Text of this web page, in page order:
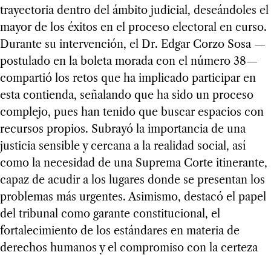
trayectoria dentro del ámbito judicial, deseándoles el
mayor de los éxitos en el proceso electoral en curso.
Durante su intervención, el Dr. Edgar Corzo Sosa —
postulado en la boleta morada con el número 38—
compartió los retos que ha implicado participar en
esta contienda, señalando que ha sido un proceso
complejo, pues han tenido que buscar espacios con
recursos propios. Subrayó la importancia de una
justicia sensible y cercana a la realidad social, así
como la necesidad de una Suprema Corte itinerante,
capaz de acudir a los lugares donde se presentan los
problemas más urgentes. Asimismo, destacó el papel
del tribunal como garante constitucional, el
fortalecimiento de los estándares en materia de
derechos humanos y el compromiso con la certeza